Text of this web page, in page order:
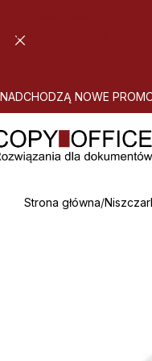
Skip to main content
NADCHODZĄ NOWE PROM
Strona główna